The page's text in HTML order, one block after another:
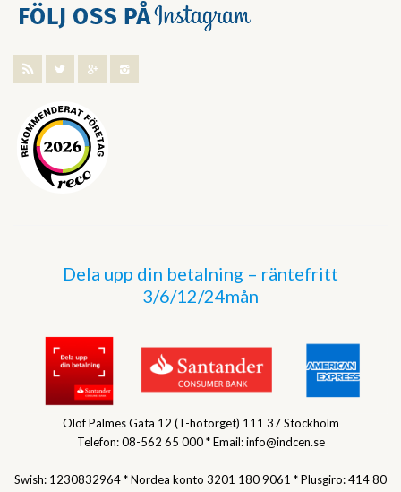
Dela upp din betalning – räntefritt
3/6/12/24mån
Olof Palmes Gata 12 (T-hötorget) 111 37 Stockholm
Telefon: 08-562 65 000 * Email: info@indcen.se
Swish: 1230832964 * Nordea konto 3201 180 9061 * Plusgiro: 414 80